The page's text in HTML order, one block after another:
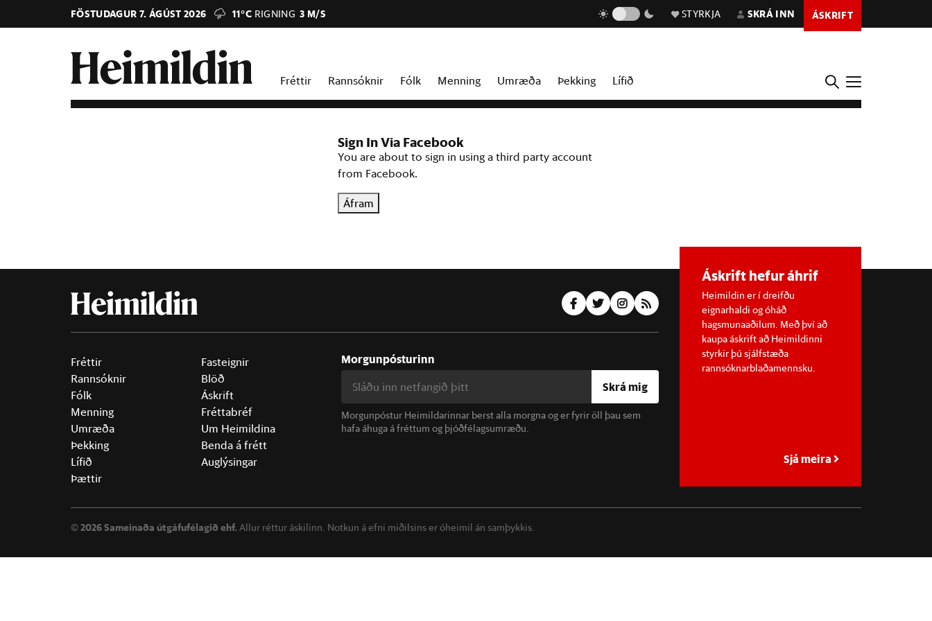
FÖSTUDAGUR 7. ÁGÚST 2026 11°C RIGNING 3 M/S STYRKJA SKRÁ INN ÁSKRIFT
Fréttir Rannsóknir Fólk Menning Umræða Þekking Lífið
Sign In Via Facebook
You are about to sign in using a third party account
from Facebook.
Áfram
Fréttir
Rannsóknir
Fólk
Menning
Umræða
Þekking
Lífið
Þættir
Fasteignir
Blöð
Áskrift
Fréttabréf
Um Heimildina
Benda á frétt
Auglýsingar
Morgunpósturinn
Skrá mig
Morgunpóstur Heimildarinnar berst alla morgna og er fyrir öll þau sem
hafa áhuga á fréttum og þjóðfélagsumræðu.
Áskrift hefur áhrif
Heimildin er í dreifðu
eignarhaldi og óháð
hagsmunaaðilum. Með því að
kaupa áskrift að Heimildinni
styrkir þú sjálfstæða
rannsóknarblaðamennsku.
Sjá meira
©2026 Sameinaða útgáfufélagið ehf. Allur réttur áskilinn. Notkun á efni miðilsins er óheimil án samþykkis.